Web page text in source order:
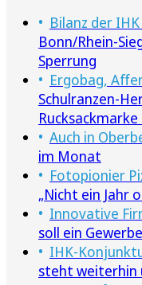
Bilanz der IHK
Bonn/Rhein-
Sperrung
Ergobag,
Schulranzen-
Rucksackmarke
Auch in
im Monat
Fotopionier
„Nicht ein Jahr
Innovative
soll ein
IHK-
steht weiterhin